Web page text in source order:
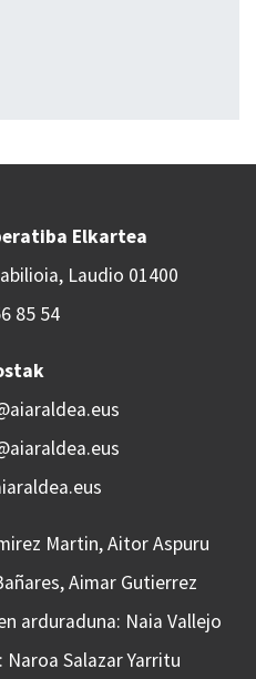
Elkartea
Laudio 01400
85 54
Martin, Aitor Aspuru
Aimar Gutierrez
arduraduna: Naia Vallejo
Salazar Yarritu